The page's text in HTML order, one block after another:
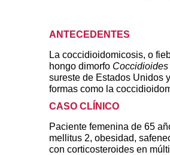
ANTECEDENTES
La coccidioidomicosis, o
hongo dimorfo
sureste de Estados Unidos
formas como la
CASO CLÍNICO
Paciente femenina de 65
mellitus 2, obesidad,
con corticosteroides en